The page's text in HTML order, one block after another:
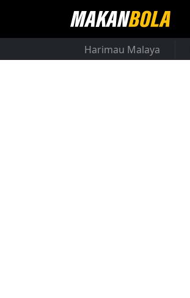
Harimau Malaya